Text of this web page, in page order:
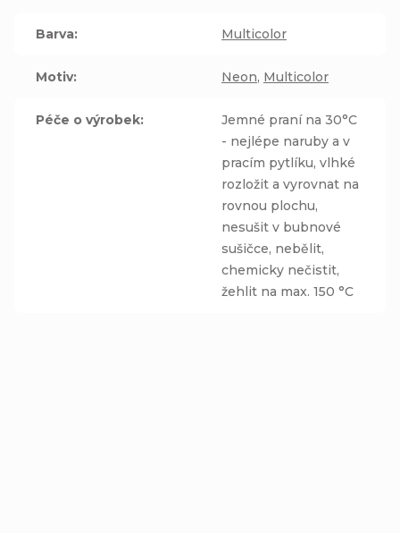
Barva: Multicolor
Motiv: Neon, Multicolor
Péče o výrobek:
Jemné praní na 30°C
- nejlépe naruby a v
pracím pytlíku, vlhké
rozložit a vyrovnat na
rovnou plochu,
nesušit v bubnové
sušičce, nebělit,
chemicky nečistit,
žehlit na max. 150 °C